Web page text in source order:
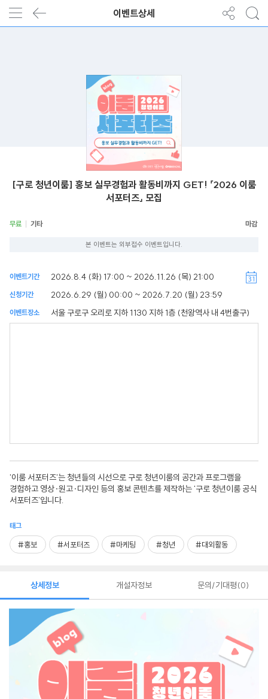
이벤트상세
[구로 청년이룸] 홍보 실무경험과 활동비까지 GET! 「2026 이룸
서포터즈」 모집
무료 기타
본 이벤트는 외부접수 이벤트입니다.
이벤트기간 2026.8.4 (화) 17:00 ~ 2026.11.26 (목) 21:00
신청기간 2026.6.29 (월) 00:00 ~ 2026.7.20 (월) 23:59
이벤트장소 서울 구로구 오리로 지하 1130 지하 1층 (천왕역사 내 4번출구)
'이룸 서포터즈'는 청년들의 시선으로 구로 청년이룸의 공간과 프로그램을
경험하고 영상·원고·디자인 등의 홍보 콘텐츠를 제작하는 '구로 청년이룸 공식
서포터즈'입니다.
태그
#홍보 #서포터즈 #마케팅 #청년 #대외활동
상세정보 개설자정보 문의/기대평 0